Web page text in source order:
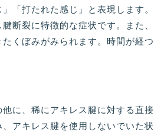
「打たれた感じ」と表現します。
断裂に特徴的な症状です。また、
くぼみがみられます。時間が経つ
に、稀にアキレス腱に対する直接
アキレス腱を使用しないでいた状